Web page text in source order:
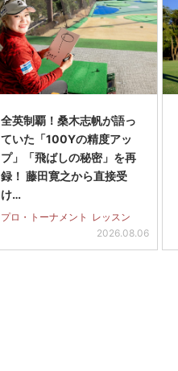
全英制覇！桑木志帆が語っ
ていた「100Yの精度アッ
プ」「飛ばしの秘密」を再
録！ 藤田寛之から直接受
け…
プロ・トーナメント レッスン
2026.08.06